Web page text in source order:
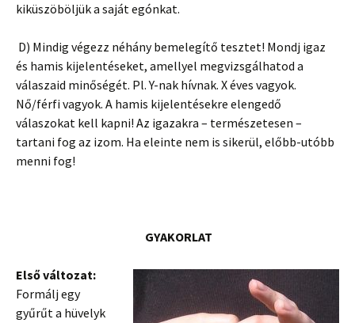
kiküszöböljük a saját egónkat.
D) Mindig végezz néhány bemelegítő tesztet! Mondj igaz
és hamis kijelentéseket, amellyel megvizsgálhatod a
válaszaid minőségét. Pl. Y-nak hívnak. X éves vagyok.
Nő/férfi vagyok. A hamis kijelentésekre elengedő
válaszokat kell kapni! Az igazakra – természetesen –
tartani fog az izom. Ha eleinte nem is sikerül, előbb-utóbb
menni fog!
GYAKORLAT
Első változat:
Formálj egy
gyűrűt a hüvelyk